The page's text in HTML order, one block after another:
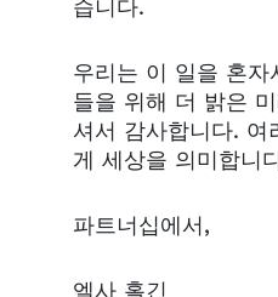
습니다.
우리는 이 일을 혼
들을 위해 더 밝은
셔서 감사합니다.
게 세상을 의미합니
파트너십에서,